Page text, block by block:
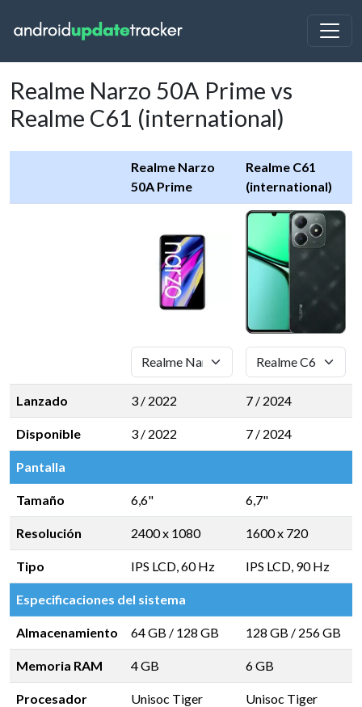
Realme Narzo 50A Prime vs
Realme C61 (international)
Realme Narzo
50A Prime
Realme C61
(international)
Lanzado 3 / 2022 7 / 2024
Disponible 3 / 2022 7 / 2024
Pantalla
Tamaño 6,6" 6,7"
Resolución 2400 x 1080 1600 x 720
Tipo IPS LCD, 60 Hz IPS LCD, 90 Hz
Especificaciones del sistema
Almacenamiento 64 GB / 128 GB 128 GB / 256 GB
Memoria RAM 4 GB 6 GB
Procesador
Unisoc Tiger
Unisoc Tiger